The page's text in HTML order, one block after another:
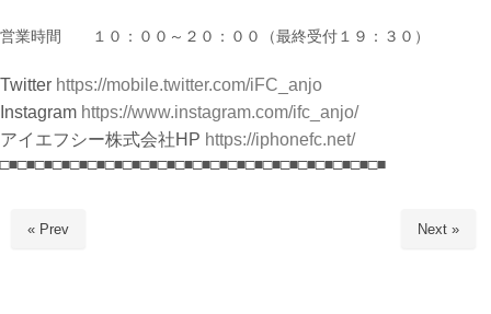
営業時間 １０：００～２０：００（最終受付１９：３０）
Twitter https://mobile.twitter.com/iFC_anjo
Instagram https://www.instagram.com/ifc_anjo/
アイエフシー株式会社HP https://iphonefc.net/
□■□■□■□■□■□■□■□■□■□■□■□■□■□■□■□■□■□■□■□■□■□■
« Prev Next »